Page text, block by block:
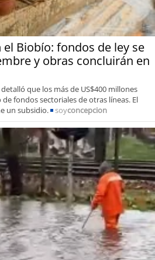
Biobío: fondos de ley se
y obras concluirán en
que los más de US$400 millones
fondos sectoriales de otras líneas. El
un subsidio.
soyconcepcion